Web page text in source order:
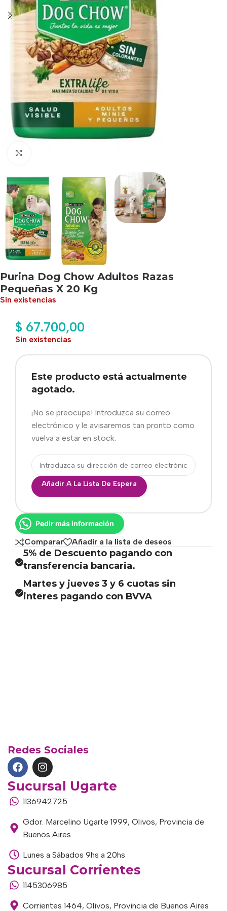
Purina Dog Chow Adultos Razas
Pequeñas X 20 Kg
Sin existencias
$ 67.700,00
Sin existencias
Este producto está actualmente
agotado.
¡No se preocupe! Introduzca su correo
electrónico y le avisaremos tan pronto como
vuelva a estar en stock.
Añadir A La Lista De Espera
Pedir más información
Comparar Añadir a la lista de deseos
5% de Descuento pagando con
transferencia bancaria.
Martes y jueves 3 y 6 cuotas sin
interes pagando con BVVA
Redes Sociales
Sucursal Ugarte
1136942725
Gdor. Marcelino Ugarte 1999, Olivos, Provincia de
Buenos Aires
Lunes a Sábados 9hs a 20hs
Sucursal Corrientes
1145306985
Corrientes 1464, Olivos, Provincia de Buenos Aires